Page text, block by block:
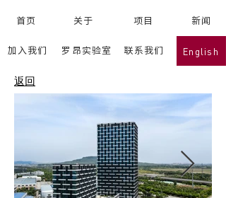
罗昂实验室
工作
首页 关于 项目
罗昂实验室
新闻
加入我们 联系我们 English
返回